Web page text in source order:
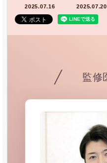
2025.07.16 2025.07.20
監修